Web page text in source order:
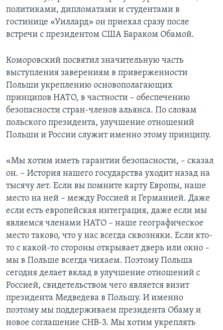
политиками, дипломатами и студентами в
гостинице «Уиллард» он приехал сразу после
встречи с президентом США Бараком Обамой.
Коморовский посвятил значительную часть
выступления заверениям в приверженности
Польши укреплению основополагающих
принципов НАТО, в частности – обеспечению
безопасности стран-членов альянса. По словам
польского президента, улучшение отношений
Польши и России служит именно этому принципу.
«Мы хотим иметь гарантии безопасности, – сказал
он. – История нашего государства уходит назад на
тысячу лет. Если вы помните карту Европы, наше
место на ней – между Россией и Германией. Даже
если есть европейская интеграция, даже если мы
являемся членами НАТО – наше географическое
место таково, что у нас всегда сквозняки. Если кто-
то с какой-то стороны открывает дверь или окно –
мы в Польше всегда чихаем. Поэтому Польша
сегодня делает вклад в улучшение отношений с
Россией, свидетельством чего является визит
президента Медведева в Польшу. И именно
поэтому мы поддерживаем президента Обаму и
новое соглашение СНВ-3. Мы хотим укреплять